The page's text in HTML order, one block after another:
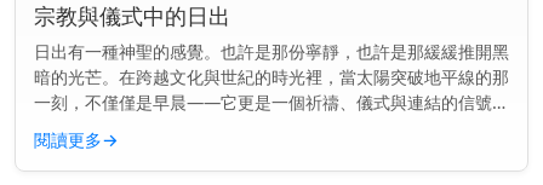
宗教與儀式中的日出
日出有一種神聖的感覺。也許是那份寧靜，也許是那緩緩推開黑
暗的光芒。在跨越文化與世紀的時光裡，當太陽突破地平線的那
一刻，不僅僅是早晨——它更是一個祈禱、儀式與連結的信號。
主要見解： 日出長久以來標誌著許多宗教中的神聖時刻，用於
祈禱、供奉和慶...
閱讀更多→